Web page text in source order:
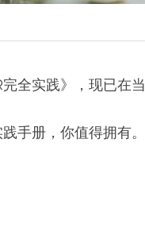
全实践》，现已在
手册，你值得拥有。